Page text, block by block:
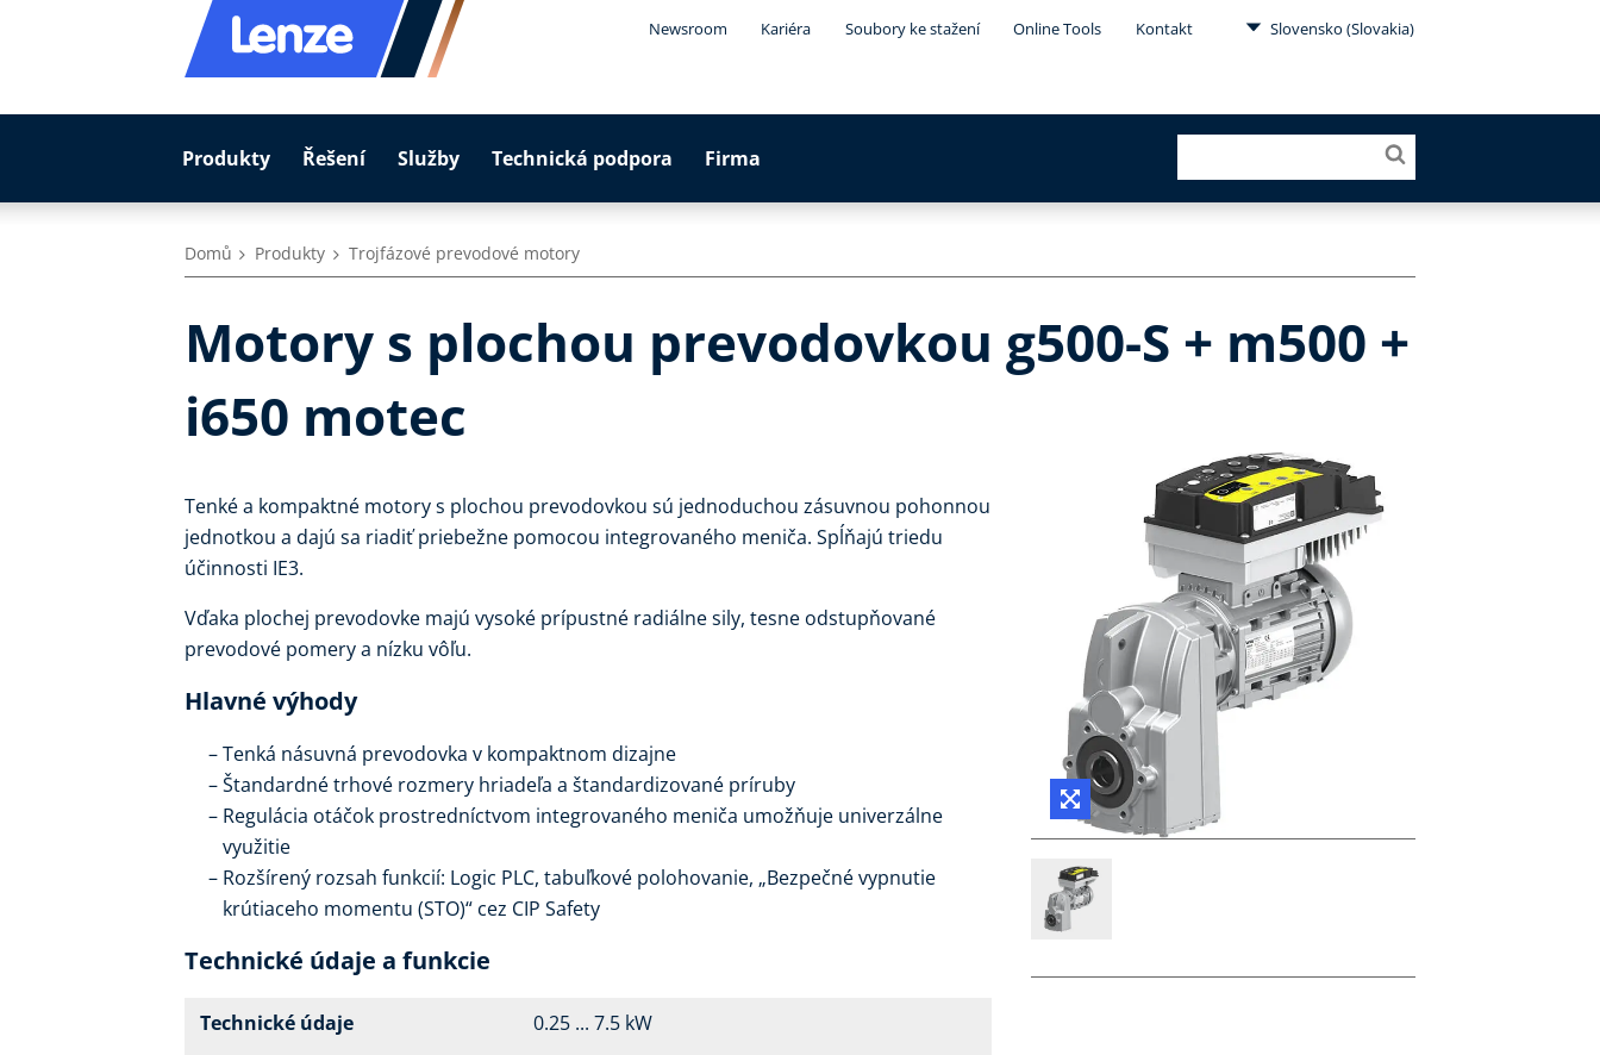
Newsroom Kariéra Soubory ke stažení Online Tools Kontakt Slovensko (Slovakia)
Produkty Řešení Služby Technická podpora Firma
Domů Produkty Trojfázové prevodové motory
Motory s plochou prevodovkou g500-S + m500 +
i650 motec
Tenké a kompaktné motory s plochou prevodovkou sú jednoduchou zásuvnou pohonnou
jednotkou a dajú sa riadiť priebežne pomocou integrovaného meniča. Spĺňajú triedu
účinnosti IE3.
Vďaka plochej prevodovke majú vysoké prípustné radiálne sily, tesne odstupňované
prevodové pomery a nízku vôľu.
Hlavné výhody
Tenká násuvná prevodovka v kompaktnom dizajne
Štandardné trhové rozmery hriadeľa a štandardizované príruby
Regulácia otáčok prostredníctvom integrovaného meniča umožňuje univerzálne
využitie
Rozšírený rozsah funkcií: Logic PLC, tabuľkové polohovanie, „Bezpečné vypnutie
krútiaceho momentu (STO)“ cez CIP Safety
Technické údaje a funkcie
Technické údaje
0.25 ... 7.5 kW